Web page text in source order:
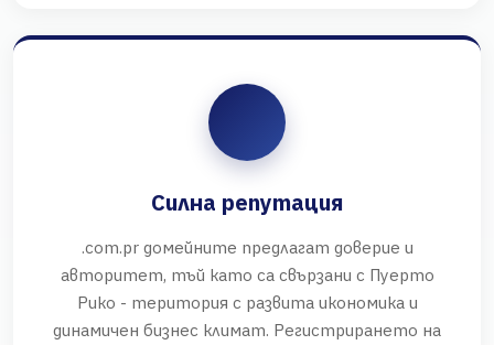
Силна репутация
.com.pr домейните предлагат доверие и
авторитет, тъй като са свързани с Пуерто
Рико - територия с развита икономика и
динамичен бизнес климат. Регистрирането на